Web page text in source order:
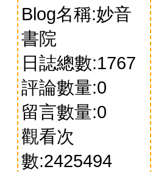
Blog名稱:妙音
書院
日誌總數:1767
評論數量:0
留言數量:0
觀看次
數:2425494